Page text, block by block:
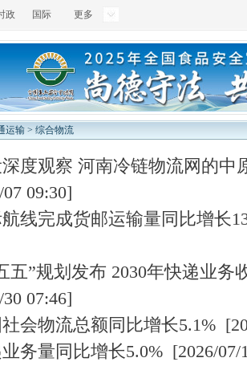
政 国际 更多
运输 > 综合物流
度观察 河南冷链物流网的中
09:30]
线完成货邮运输量同比增长
五”规划发布 2030年快递业务
07:46]
会物流总额同比增长5.1%
务量同比增长5.0% [2026/07/